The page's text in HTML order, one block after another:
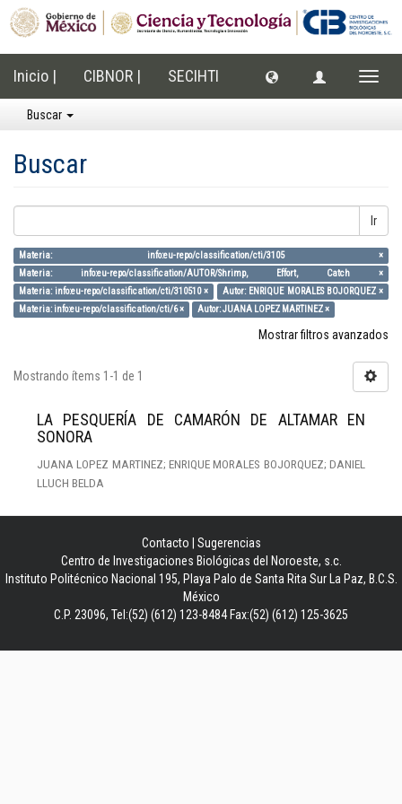
Inicio | CIBNOR | SECIHTI
Buscar
Buscar
Ir
Materia: info:eu-repo/classification/cti/3105 ×
Materia: info:eu-repo/classification/AUTOR/Shrimp, Effort, Catch ×
Materia: info:eu-repo/classification/cti/310510 ×
Autor: ENRIQUE MORALES BOJORQUEZ ×
Materia: info:eu-repo/classification/cti/6 ×
Autor: JUANA LOPEZ MARTINEZ ×
Mostrar filtros avanzados
Mostrando ítems 1-1 de 1
LA PESQUERÍA DE CAMARÓN DE ALTAMAR EN
SONORA
JUANA LOPEZ MARTINEZ; ENRIQUE MORALES BOJORQUEZ; DANIEL
LLUCH BELDA
Contacto
Sugerencias
Centro de Investigaciones Biológicas del Noroeste, s.c.
Instituto Politécnico Nacional 195, Playa Palo de Santa Rita Sur La Paz, B.C.S.
México
C.P. 23096, Tel:(52) (612) 123-8484 Fax:(52) (612) 125-3625